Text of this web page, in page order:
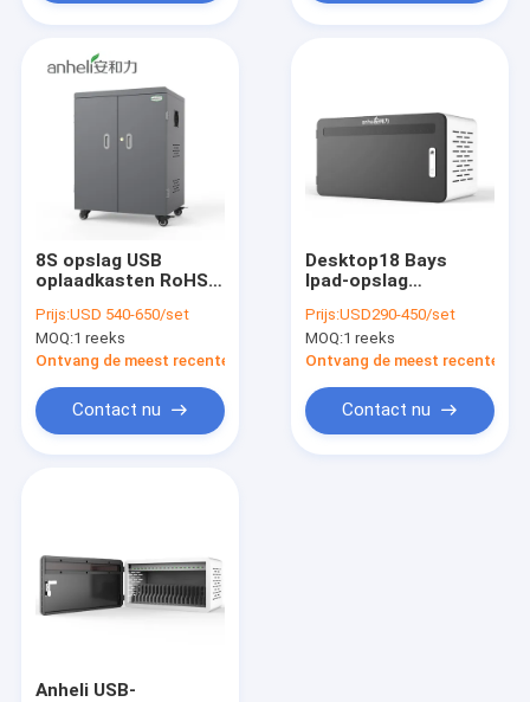
Producten
VR-show
Over ons
Contacteer ons
nieuws
Tablet ladend kabinet
Laptop ladend kabinet
8S opslag USB
oplaadkasten RoHS
Prijs:USD 540-650/set
MOQ:1 reeks
Ontvang de meest recente Prijs
Contact nu
Desktop18 Bays
Ipad-opslag
370 mm
Prijs:USD290-450/set
MOQ:1 reeks
Ontvang de meest recente
Contact nu
Anheli USB-